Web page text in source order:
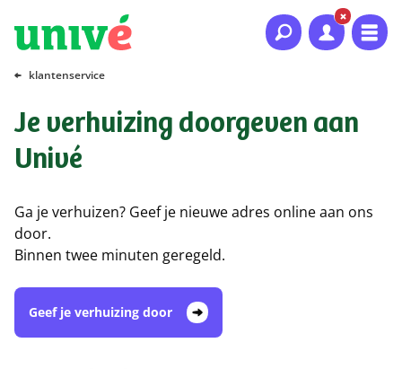
Naar hoofdinhoud
Naar hoofdnavigatie
Naar footer
klantenservice
Je verhuizing doorgeven aan
Univé
Ga je verhuizen? Geef je nieuwe adres online aan ons
door.
Binnen twee minuten geregeld.
Geef je verhuizing door